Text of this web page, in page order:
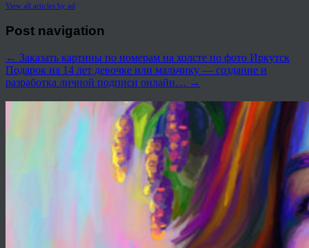
View all articles by ad
Post navigation
← Заказать картины по номерам на холсте по фото Иркутск
Подарок на 14 лет девочке или мальчику — создание и
разработка личной подписи онлайн… →